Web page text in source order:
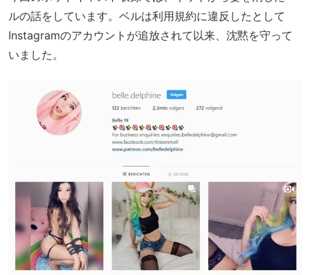
ルの話をしています。ベルは利用規約に違反したとして
Instagramのアカウントが追放されて以来、沈黙を守って
いました。